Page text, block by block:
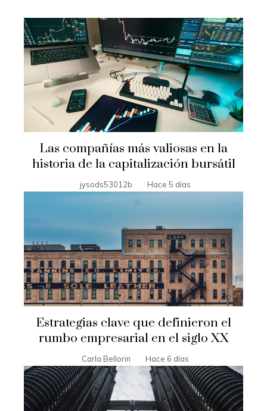
Las compañías más valiosas en la
historia de la capitalización bursátil
jysods53012b Hace 5 días
Estrategias clave que definieron el
rumbo empresarial en el siglo XX
Carla Bellorin Hace 6 días